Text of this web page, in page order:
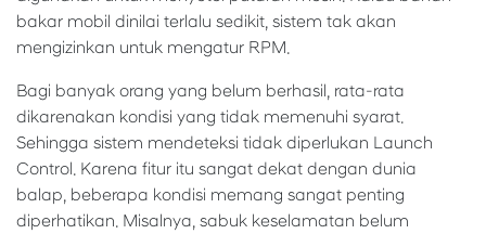
bakar mobil dinilai terlalu sedikit, sistem tak akan
mengizinkan untuk mengatur RPM.
Bagi banyak orang yang belum berhasil, rata-rata
dikarenakan kondisi yang tidak memenuhi syarat.
Sehingga sistem mendeteksi tidak diperlukan Launch
Control. Karena fitur itu sangat dekat dengan dunia
balap, beberapa kondisi memang sangat penting
diperhatikan. Misalnya, sabuk keselamatan belum